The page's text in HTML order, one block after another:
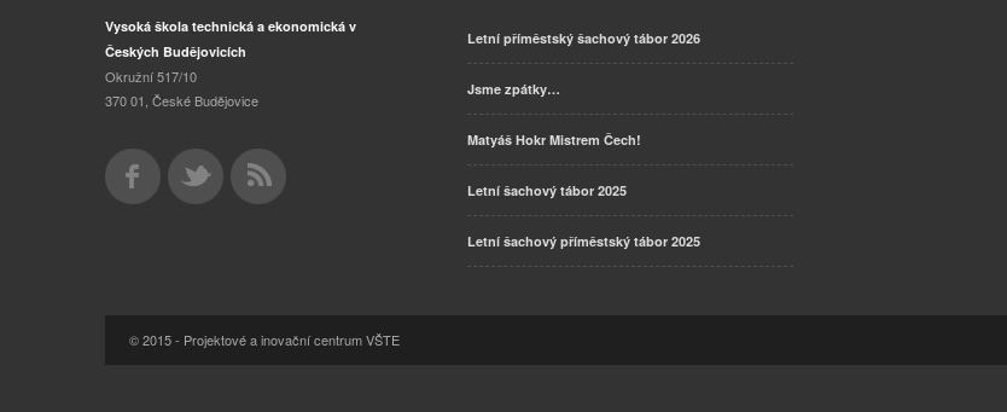
Vysoká škola technická a ekonomická v
Českých Budějovicích
Okružní 517/10
370 01, České Budějovice
Letní příměstský šachový tábor 2026
Jsme zpátky…
Matyáš Hokr Mistrem Čech!
Letní šachový tábor 2025
Letní šachový příměstský tábor 2025
© 2015 - Projektové a inovační centrum VŠTE